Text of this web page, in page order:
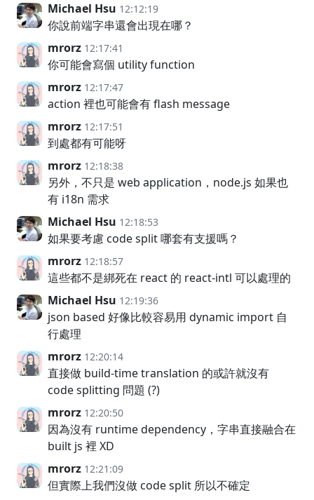
Michael Hsu 12:12:19
你說前端字串還會出現在哪？
mrorz 12:17:41
你可能會寫個 utility function
mrorz 12:17:47
action 裡也可能會有 flash message
mrorz 12:17:51
到處都有可能呀
mrorz 12:18:38
另外，不只是 web application，node.js 如果也
有 i18n 需求
Michael Hsu 12:18:53
如果要考慮 code split 哪套有支援嗎？
mrorz 12:18:57
這些都不是綁死在 react 的 react-intl 可以處理的
Michael Hsu 12:19:36
json based 好像比較容易用 dynamic import 自
行處理
mrorz 12:20:14
直接做 build-time translation 的或許就沒有
code splitting 問題 (?)
mrorz 12:20:50
因為沒有 runtime dependency，字串直接融合在
built js 裡 XD
mrorz 12:21:09
但實際上我們沒做 code split 所以不確定